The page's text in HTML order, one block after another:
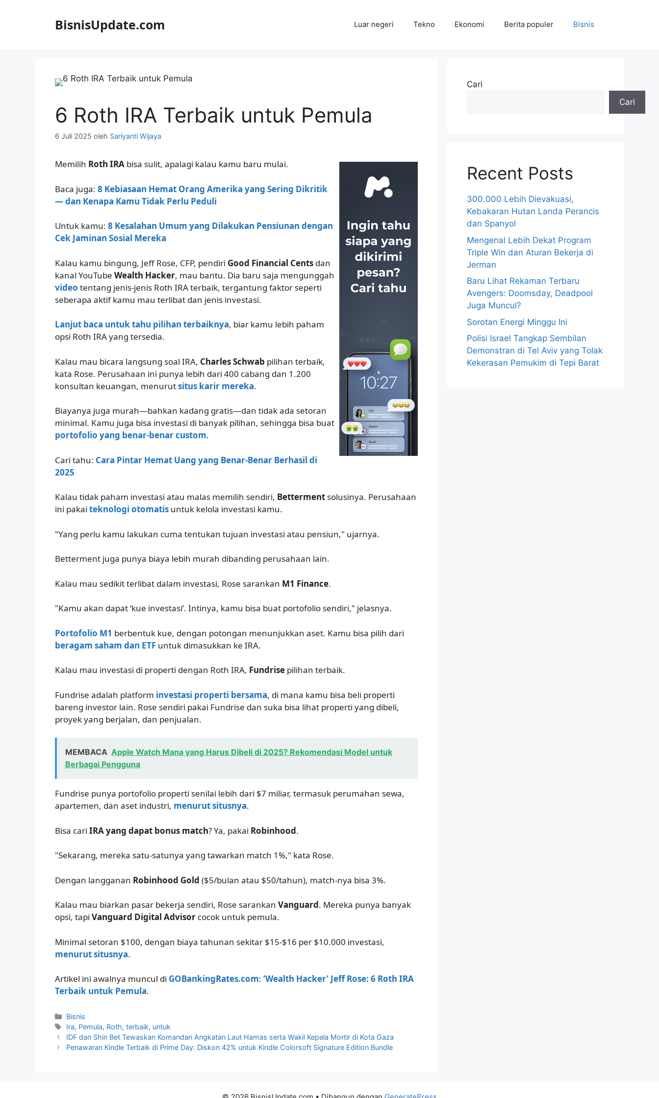
BisnisUpdate.com Luar negeri Tekno Ekonomi Berita populer Bisnis
6 Roth IRA Terbaik untuk Pemula
6 Juli 2025 oleh Sariyanti Wijaya
Memilih Roth IRA bisa sulit, apalagi kalau kamu baru mulai.
Baca juga: 8 Kebiasaan Hemat Orang Amerika yang Sering Dikritik
— dan Kenapa Kamu Tidak Perlu Peduli
Untuk kamu: 8 Kesalahan Umum yang Dilakukan Pensiunan dengan
Cek Jaminan Sosial Mereka
Kalau kamu bingung, Jeff Rose, CFP, pendiri Good Financial Cents dan
kanal YouTube Wealth Hacker, mau bantu. Dia baru saja mengunggah
video tentang jenis-jenis Roth IRA terbaik, tergantung faktor seperti
seberapa aktif kamu mau terlibat dan jenis investasi.
Lanjut baca untuk tahu pilihan terbaiknya, biar kamu lebih paham
opsi Roth IRA yang tersedia.
Kalau mau bicara langsung soal IRA, Charles Schwab pilihan terbaik,
kata Rose. Perusahaan ini punya lebih dari 400 cabang dan 1.200
konsultan keuangan, menurutsitus karir mereka.
Biayanya juga murah—bahkan kadang gratis—dan tidak ada setoran
minimal. Kamu juga bisa investasi di banyak pilihan, sehingga bisa buat
portofolio yang benar-benar custom.
Cari tahu: Cara Pintar Hemat Uang yang Benar-Benar Berhasil di
2025
Kalau tidak paham investasi atau malas memilih sendiri, Betterment solusinya. Perusahaan
ini pakai teknologi otomatis untuk kelola investasi kamu.
"Yang perlu kamu lakukan cuma tentukan tujuan investasi atau pensiun," ujarnya.
Betterment juga punya biaya lebih murah dibanding perusahaan lain.
Kalau mau sedikit terlibat dalam investasi, Rose sarankan M1 Finance.
"Kamu akan dapat ‘kue investasi’. Intinya, kamu bisa buat portofolio sendiri," jelasnya.
Portofolio M1 berbentuk kue, dengan potongan menunjukkan aset. Kamu bisa pilih dari
beragam saham dan ETF untuk dimasukkan ke IRA.
Kalau mau investasi di properti dengan Roth IRA, Fundrise pilihan terbaik.
Fundrise adalah platform investasi properti bersama, di mana kamu bisa beli properti
bareng investor lain. Rose sendiri pakai Fundrise dan suka bisa lihat properti yang dibeli,
proyek yang berjalan, dan penjualan.
MEMBACA Apple Watch Mana yang Harus Dibeli di 2025? Rekomendasi Model untuk
Berbagai Pengguna
Fundrise punya portofolio properti senilai lebih dari $7 miliar, termasuk perumahan sewa,
apartemen, dan aset industri, menurut situsnya.
Bisa cari IRA yang dapat bonus match? Ya, pakai Robinhood.
"Sekarang, mereka satu-satunya yang tawarkan match 1%," kata Rose.
Dengan langganan Robinhood Gold ($5/bulan atau $50/tahun), match-nya bisa 3%.
Kalau mau biarkan pasar bekerja sendiri, Rose sarankan Vanguard. Mereka punya banyak
opsi, tapi Vanguard Digital Advisor cocok untuk pemula.
Minimal setoran $100, dengan biaya tahunan sekitar $15-$16 per $10.000 investasi,
menurut situsnya.
Artikel ini awalnya muncul di GOBankingRates.com: ‘Wealth Hacker’ Jeff Rose: 6 Roth IRA
Terbaik untuk Pemula.
Kategori
Bisnis
Tag
Ira, Pemula, Roth,terbaik, untuk
IDF dan Shin Bet Tewaskan Komandan Angkatan Laut Hamas serta Wakil Kepala Mortir di Kota Gaza
Penawaran Kindle Terbaik di Prime Day: Diskon 42% untuk Kindle Colorsoft Signature Edition Bundle
Cari
Cari
Recent Posts
300.000 Lebih Dievakuasi,
Kebakaran Hutan Landa Perancis
dan Spanyol
Mengenal Lebih Dekat Program
Triple Win dan Aturan Bekerja di
Jerman
Baru Lihat Rekaman Terbaru
Avengers: Doomsday, Deadpool
Juga Muncul?
Sorotan Energi Minggu Ini
Polisi Israel Tangkap Sembilan
Demonstran di Tel Aviv yang Tolak
Kekerasan Pemukim di Tepi Barat